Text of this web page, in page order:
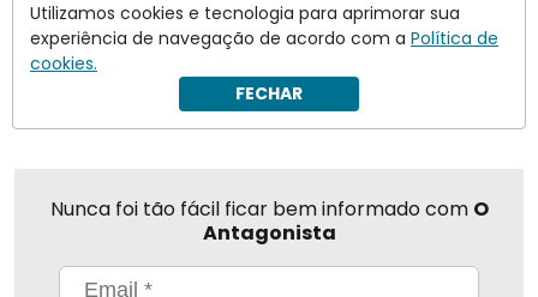
Compartilhar
Nunca foi tão fácil ficar bem informado com O
Antagonista
Utilizamos cookies e tecnologia para aprimorar sua
experiência de navegação de acordo com a Política de
cookies.
FECHAR